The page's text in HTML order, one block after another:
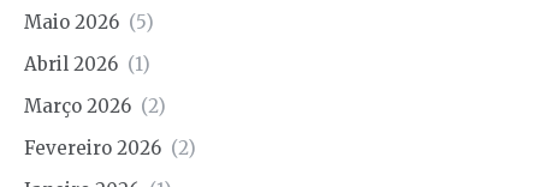
Maio 2026 (5)
Abril 2026 (1)
Março 2026 (2)
Fevereiro 2026 (2)